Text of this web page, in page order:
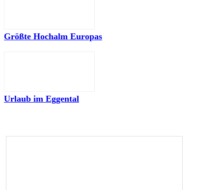
Größte Hochalm Europas
Urlaub im Eggental